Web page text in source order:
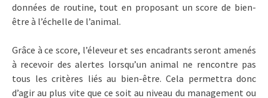
données de routine, tout en proposant un score de bien-
être à l’échelle de l’animal.
Grâce à ce score, l’éleveur et ses encadrants seront amenés
à recevoir des alertes lorsqu’un animal ne rencontre pas
tous les critères liés au bien-être. Cela permettra donc
d’agir au plus vite que ce soit au niveau du management ou